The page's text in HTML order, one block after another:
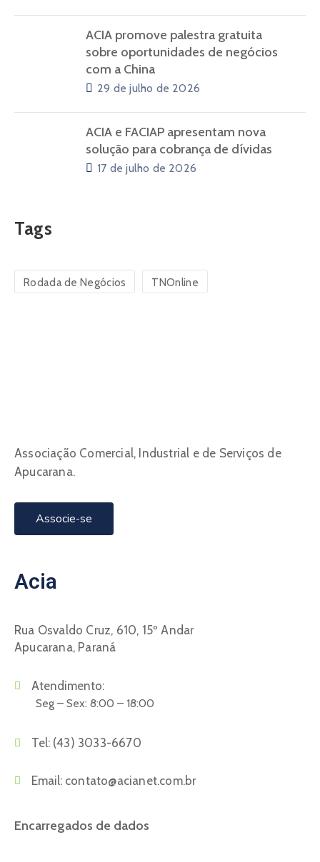
ACIA promove palestra gratuita
sobre oportunidades de negócios
com a China
29 de julho de 2026
ACIA e FACIAP apresentam nova
solução para cobrança de dívidas
17 de julho de 2026
Tags
Rodada de Negócios TNOnline
Associação Comercial, Industrial e de Serviços de
Apucarana.
Associe-se
Acia
Rua Osvaldo Cruz, 610, 15º Andar
Apucarana, Paraná
Atendimento:
Seg – Sex: 8:00 – 18:00
Tel: (43) 3033-6670
Email: contato@acianet.com.br
Encarregados de dados